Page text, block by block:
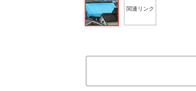
関連リンク